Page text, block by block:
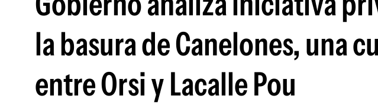
la basura de Canelones, una
entre Orsi y Lacalle Pou